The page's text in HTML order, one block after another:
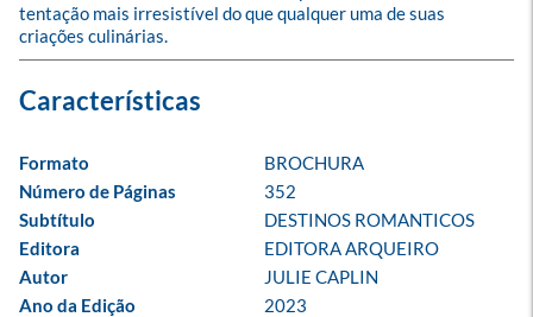
tentação mais irresistível do que qualquer uma de suas
criações culinárias.
Formato
BROCHURA
Número de Páginas
352
Subtítulo
DESTINOS ROMANTICOS
Editora
EDITORA ARQUEIRO
Autor
JULIE CAPLIN
Ano da Edição
2023